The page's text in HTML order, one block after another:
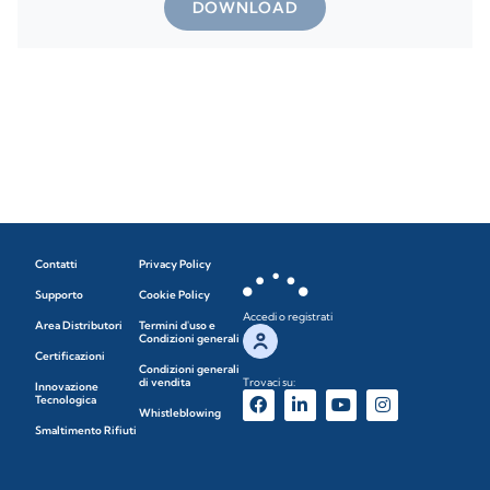
DOWNLOAD
Contatti
Supporto
Area Distributori
Certificazioni
Innovazione
Tecnologica
Smaltimento Rifiuti
Privacy Policy
Cookie Policy
Termini d'uso e
Condizioni generali
Condizioni generali
di vendita
Whistleblowing
Accedi o registrati
Trovaci su: